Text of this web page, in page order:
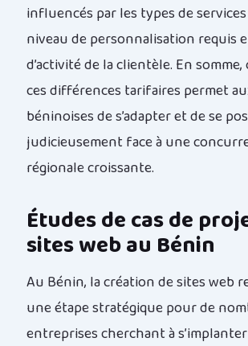
influencés par les types de
niveau de personnalisation requis
d’activité de la clientèle. En
ces différences tarifaires permet
béninoises de s’adapter et de se
judicieusement face à une
régionale croissante.
Études de cas de
sites web au Bénin
Au Bénin, la création de sites web
une étape stratégique pour de
entreprises cherchant à